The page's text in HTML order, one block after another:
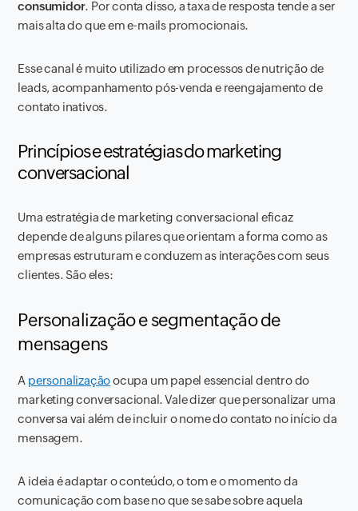
consumidor. Por conta disso, a taxa de resposta tende a ser
mais alta do que em e-mails promocionais.
Esse canal é muito utilizado em processos de nutrição de
leads, acompanhamento pós-venda e reengajamento de
contato inativos.
Princípios e estratégias do marketing
conversacional
Uma estratégia de marketing conversacional eficaz
depende de alguns pilares que orientam a forma como as
empresas estruturam e conduzem as interações com seus
clientes. São eles:
Personalização e segmentação de
mensagens
A personalizaçãoocupa um papel essencial dentro do
marketing conversacional. Vale dizer que personalizar uma
conversa vai além de incluir o nome do contato no início da
mensagem.
A ideia é adaptar o conteúdo, o tom e o momento da
comunicação com base no que se sabe sobre aquela